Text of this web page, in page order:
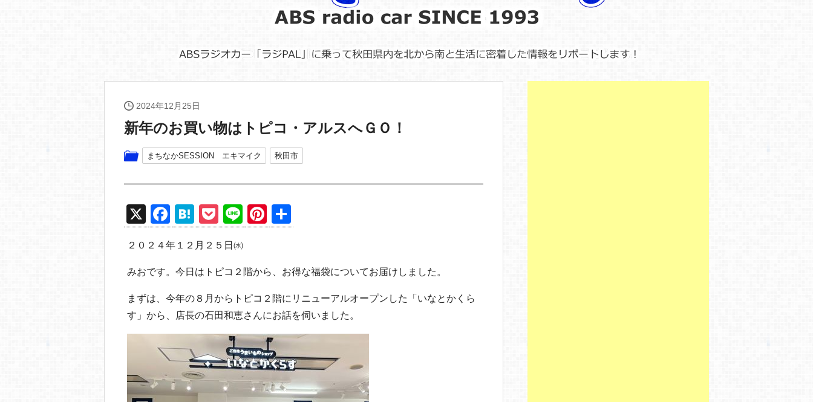
2024年12月25日
新年のお買い物はトピコ・アルスへＧＯ！
まちなかSESSION エキマイク 秋田市
X
F
a
c
e
b
o
o
k
H
at
e
n
a
P
o
ck
et
Li
n
e
Pi
nt
e
st
有
２０２４年１２月２５日㈬
みおです。今日はトピコ２階から、お得な福袋についてお届けしました。
まずは、今年の８月からトピコ２階にリニューアルオープンした「いなとかくら
す」から、店長の石田和恵さんにお話を伺いました。